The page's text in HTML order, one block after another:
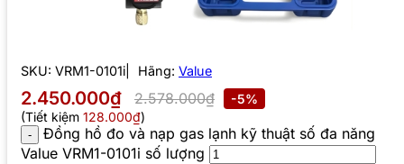
SKU: VRM1-0101i Hãng: Value
2.450.000₫ 2.578.000₫
-5%
(Tiết kiệm 128.000₫)
Đồng hồ đo và nạp gas lạnh kỹ thuật số đa năng
Value VRM1-0101i số lượng